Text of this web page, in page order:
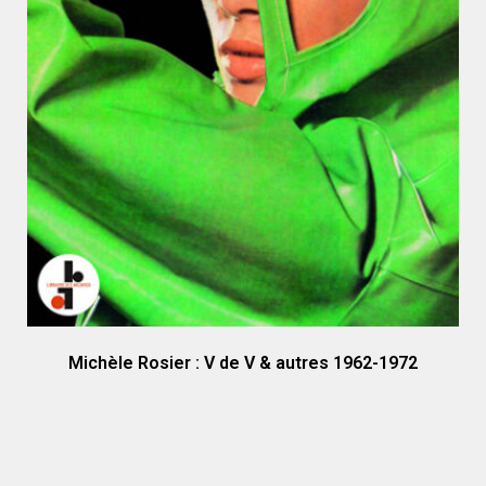
Michèle Rosier : V de V & autres 1962-1972